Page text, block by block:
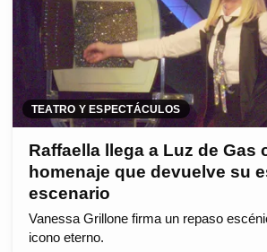
TEATRO Y ESPECTÁCULOS
Raffaella llega a Luz de Gas
homenaje que devuelve su
escenario
Vanessa Grillone firma un repaso
icono eterno.